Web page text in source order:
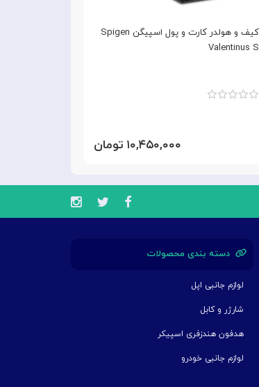
کیف و هولدر کارت و پول اسپیگن Spigen
Valentinus S
۱۰,۴۵۰,۰۰۰ تومان
دسته بندی محصولات
لوازم جانبی اپل
شارژر و کابل
هدفون هندزفری اسپیکر
لوازم جانبی خودرو